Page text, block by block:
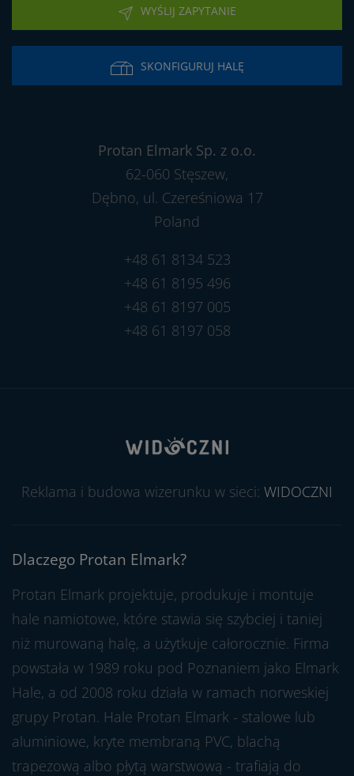
WYŚLIJ ZAPYTANIE
SKONFIGURUJ HALĘ
Protan Elmark Sp. z o.o.
62-060 Stęszew,
Dębno, ul. Czereśniowa 17
Poland
+48 61 8134 523
+48 61 8195 496
+48 61 8197 005
+48 61 8197 058
Reklama i budowa wizerunku w sieci: WIDOCZNI
Dlaczego Protan Elmark?
Protan Elmark projektuje, produkuje i montuje
hale namiotowe, które stawia się szybciej i taniej
niż murowaną halę, a użytkuje całorocznie. Firma
powstała w 1989 roku pod Poznaniem jako Elmark
Hale, a od 2008 roku działa w ramach norweskiej
grupy Protan. Hale Protan Elmark - stalowe lub
aluminiowe, kryte membraną PVC, blachą
trapezową albo płytą warstwową - trafiają do